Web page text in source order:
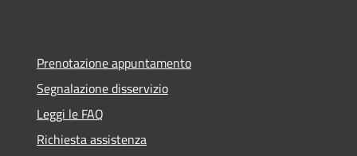
Prenotazione appuntamento
Segnalazione disservizio
Leggi le FAQ
Richiesta assistenza